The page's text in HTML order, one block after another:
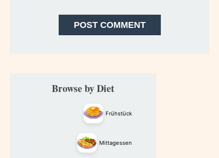
Primary
SidebarBrowse by Diet
Frühstück
Mittagessen